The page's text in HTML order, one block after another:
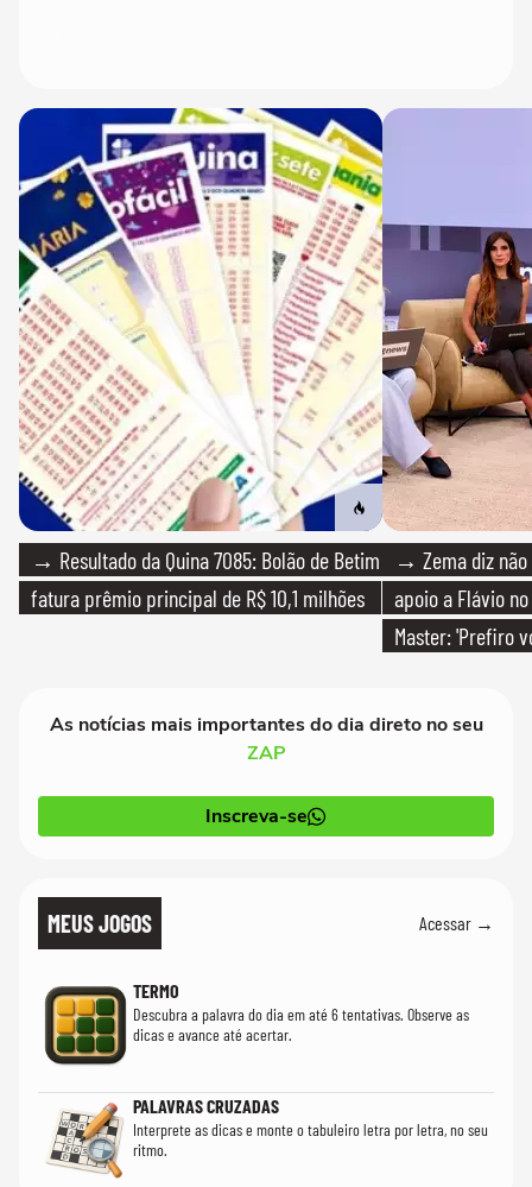
→ Resultado da Quina 7085: Bolão de Betim
fatura prêmio principal de R$ 10,1 milhões
→ Zema diz
apoio a Flávio
Master: 'Prefiro
As notícias mais importantes do dia direto no seu
ZAP
Inscreva-se
MEUS JOGOS Acessar →
TERMO
Descubra a palavra do dia em até 6 tentativas. Observe as
dicas e avance até acertar.
PALAVRAS CRUZADAS
Interprete as dicas e monte o tabuleiro letra por letra, no seu
ritmo.